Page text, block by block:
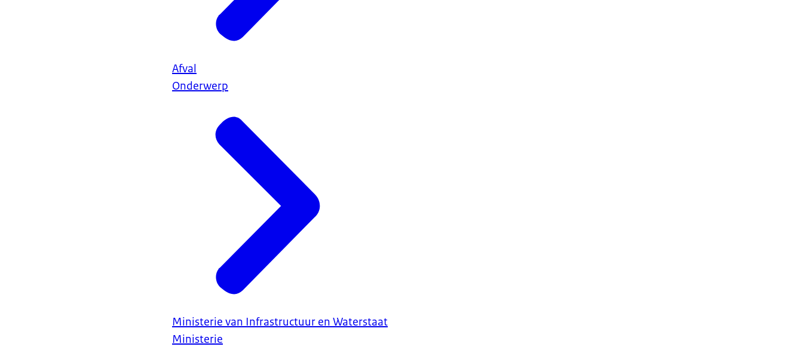
Afval
Onderwerp
Ministerie van Infrastructuur en Waterstaat
Ministerie